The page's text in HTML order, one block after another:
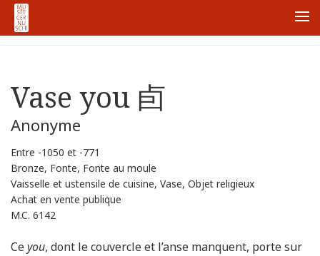
Accueil
Vase you 卣
Anonyme
Entre -1050 et -771
Bronze, Fonte, Fonte au moule
Vaisselle et ustensile de cuisine, Vase, Objet religieux
Achat en vente publique
M.C. 6142
Ceyou, dont le couvercle et l’anse manquent, porte sur